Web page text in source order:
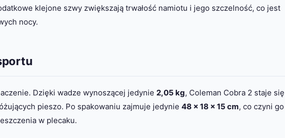
klejone szwy zwiększają trwałość namiotu i jego szczelność, co jest
nocy.
Dzięki wadze wynoszącej jedynie 2,05 kg, Coleman Cobra 2 staje się
pieszo. Po spakowaniu zajmuje jedynie 48 x 18 x 15 cm, co czyni go
w plecaku.